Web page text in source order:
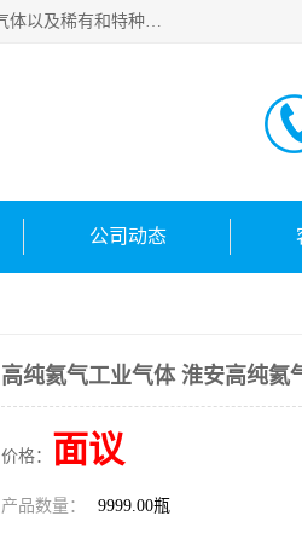
常州泳鑫气体有限公司是一家致力于为客户提供气体产品务的领企业。专注于环氧乙烷剂、环氧乙烷、高纯气体以及稀有和特种气体的研发、生产、销售和配送，产品广泛应用于医疗、电子、科研、化工、食品等多个领域。主要产品有：环氧乙烷灭菌剂，环氧乙烷，高纯氩，氮，氪，氙，氖，氘，笑，氦，氢，氧等各种稀有和特种气体。
公司动态
高纯氦气工业气体 淮安高纯氦
价格： 面议
产品数量： 9999.00瓶